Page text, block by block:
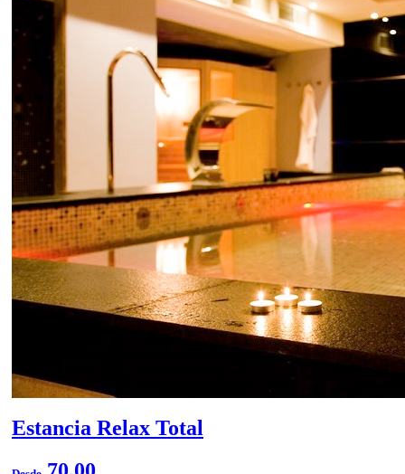
Estancia Relax Total